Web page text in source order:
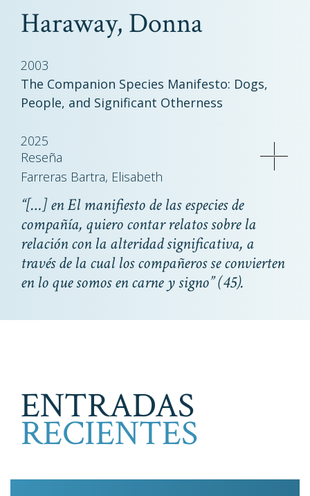
Haraway, Donna
2003
The Companion Species Manifesto: Dogs,
People, and Significant Otherness
2025
Reseña
Farreras Bartra, Elisabeth
“[…] en El manifiesto de las especies de
compañía, quiero contar relatos sobre la
relación con la alteridad significativa, a
través de la cual los compañeros se convierten
en lo que somos en carne y signo” (45).
ENTRADAS
RECIENTES